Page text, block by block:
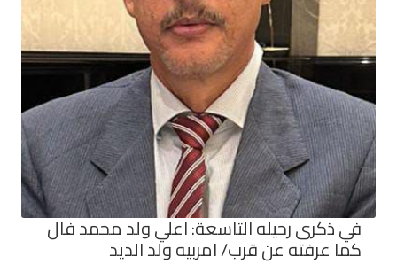
في ذكرى رحيله التاسعة: اعلي ولد محمد فال
كما عرفته عن قرب/ امربيه ولد الديد